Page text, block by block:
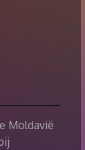
Moldavië